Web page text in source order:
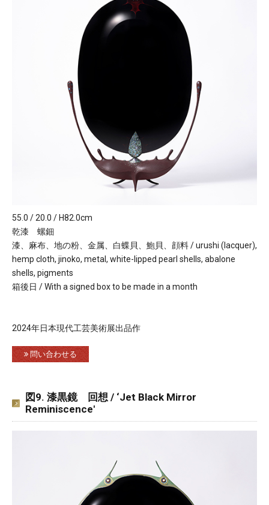
55.0 / 20.0 / H82.0cm
乾漆 螺鈿
漆、麻布、地の粉、金属、白蝶貝、鮑貝、顔料 / urushi (lacquer),
hemp cloth, jinoko, metal, white-lipped pearl shells, abalone
shells, pigments
箱後日 / With a signed box to be made in a month
2024年日本現代工芸美術展出品作
問い合わせる
図9. 漆黒鏡 回想 / ‘Jet Black Mirror
Reminiscence'